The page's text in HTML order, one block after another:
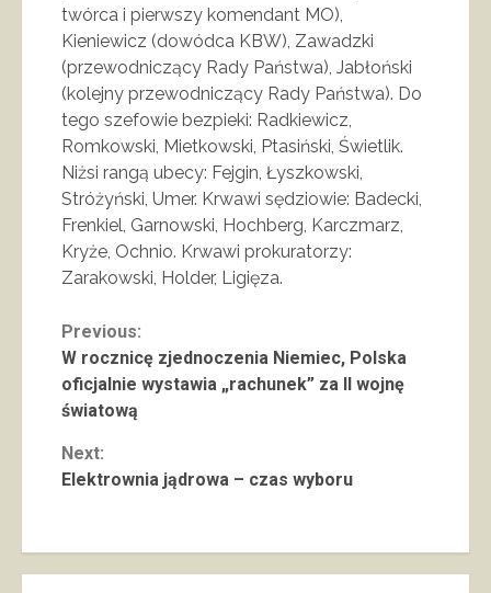
twórca i pierwszy komendant MO),
Kieniewicz (dowódca KBW), Zawadzki
(przewodniczący Rady Państwa), Jabłoński
(kolejny przewodniczący Rady Państwa). Do
tego szefowie bezpieki: Radkiewicz,
Romkowski, Mietkowski, Ptasiński, Świetlik.
Niżsi rangą ubecy: Fejgin, Łyszkowski,
Stróżyński, Umer. Krwawi sędziowie: Badecki,
Frenkiel, Garnowski, Hochberg, Karczmarz,
Kryże, Ochnio. Krwawi prokuratorzy:
Zarakowski, Holder, Ligięza.
Continue
Reading
Previous:
W rocznicę zjednoczenia Niemiec, Polska
oficjalnie wystawia „rachunek” za II wojnę
światową
Next:
Elektrownia jądrowa – czas wyboru